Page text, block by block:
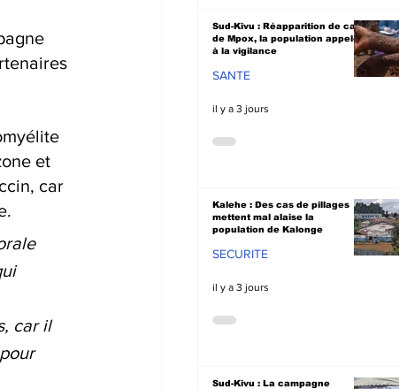
et
car
car il
Sud-Kivu : Réapparition de cas
de Mpox, la population appelée
à la vigilance
SANTE
il y a 3 jours
Kalehe : Des cas de pillages
mettent mal alaise la
population de Kalonge
SECURITE
il y a 3 jours
Sud-Kivu : La campagne